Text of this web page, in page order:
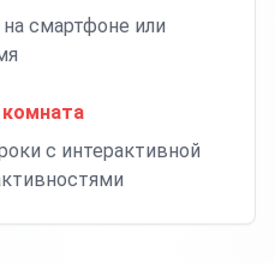
смартфоне или
комната
с интерактивной